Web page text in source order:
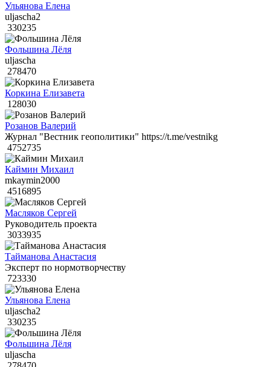
Ульянова Елена
uljascha2
330235
Фольшина Лёля
uljascha
278470
Коркина Елизавета
128030
Розанов Валерий
Журнал "Вестник геополитики" https://t.me/vestnikg
4752735
Каймин Михаил
mkaymin2000
4516895
Масляков Сергей
Руководитель проекта
3033935
Тайманова Анастасия
Эксперт по нормотворчеству
723330
Ульянова Елена
uljascha2
330235
Фольшина Лёля
uljascha